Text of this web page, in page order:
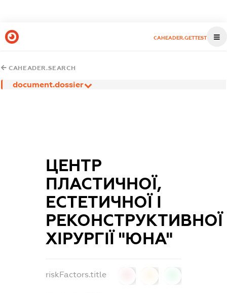
CAHEADER.GETTEST
CAHEADER.SEARCH
document.dossier
ЦЕНТР
ПЛАСТИЧНОЇ,
ЕСТЕТИЧНОЇ І
РЕКОНСТРУКТИВНОЇ
ХІРУРГІЇ "ЮНА"
riskFactors.title